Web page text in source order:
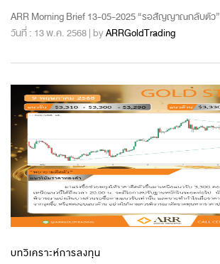
ARR Morning Brief 13-05-2025 “รอสัญญาณกลับตัว”
วันที่ : 13 พ.ค. 2568 | byARRGoldTrading
บทวิเคราะห์การลงทุน